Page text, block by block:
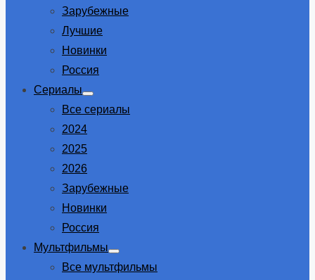
Зарубежные
Лучшие
Новинки
Россия
Сериалы
Show
sub
Все сериалы
2024
2025
2026
Зарубежные
Новинки
Россия
Мультфильмы
Show
sub
Все мультфильмы